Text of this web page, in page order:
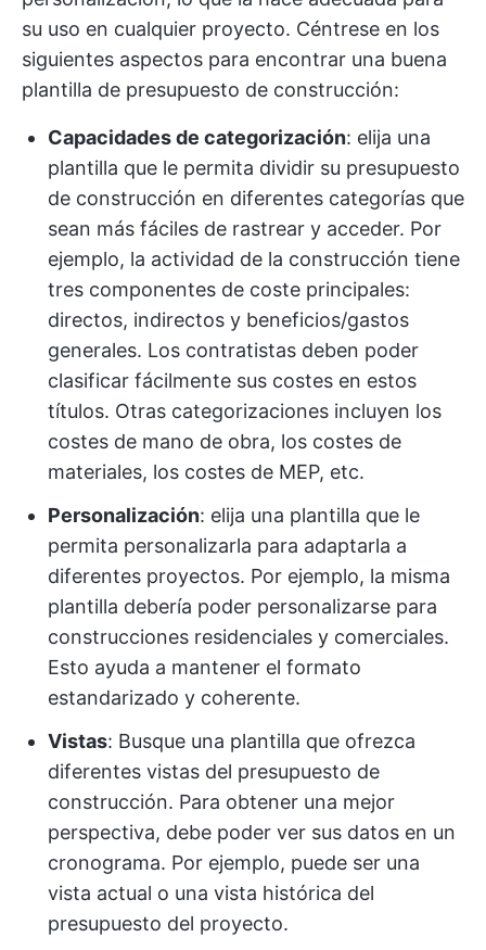
su uso en cualquier proyecto. Céntrese en los
siguientes aspectos para encontrar una buena
plantilla de presupuesto de construcción:
Capacidades de categorización: elija una
plantilla que le permita dividir su presupuesto
de construcción en diferentes categorías que
sean más fáciles de rastrear y acceder. Por
ejemplo, la actividad de la construcción tiene
tres componentes de coste principales:
directos, indirectos y beneficios/gastos
generales. Los contratistas deben poder
clasificar fácilmente sus costes en estos
títulos. Otras categorizaciones incluyen los
costes de mano de obra, los costes de
materiales, los costes de MEP, etc.
Personalización: elija una plantilla que le
permita personalizarla para adaptarla a
diferentes proyectos. Por ejemplo, la misma
plantilla debería poder personalizarse para
construcciones residenciales y comerciales.
Esto ayuda a mantener el formato
estandarizado y coherente.
Vistas: Busque una plantilla que ofrezca
diferentes vistas del presupuesto de
construcción. Para obtener una mejor
perspectiva, debe poder ver sus datos en un
cronograma. Por ejemplo, puede ser una
vista actual o una vista histórica del
presupuesto del proyecto.